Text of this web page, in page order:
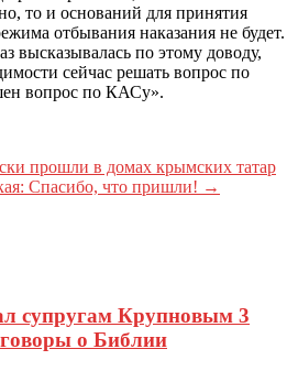
то и оснований для принятия
отбывания наказания не будет.
высказывалась по этому доводу,
сейчас решать вопрос по
вопрос по КАСу».
прошли в домах крымских татар
Спасибо, что пришли! →
супругам Крупновым 3
о Библии